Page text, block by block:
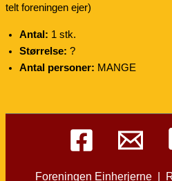
telt foreningen ejer)
Antal: 1 stk.
Størrelse: ?
Antal personer: MANGE
Foreningen Einherjerne |